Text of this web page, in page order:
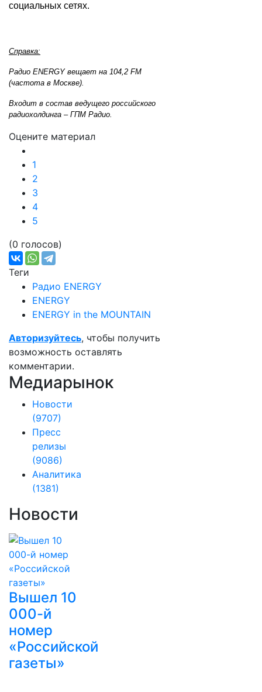
социальных сетях.
Справка:
Радио ENERGY вещает на 104,2 FM
(частота в Москве).
Входит в состав ведущего российского
радиохолдинга – ГПМ Радио.
Оцените материал
1
2
3
4
5
(0 голосов)
Теги
Радио ENERGY
ENERGY
ENERGY in the MOUNTAIN
Авторизуйтесь, чтобы получить
возможность оставлять
комментарии.
Медиарынок
Новости
(9707)
Пресс
релизы
(9086)
Аналитика
(1381)
Новости
Вышел 10
000-й
номер
«Российской
газеты»